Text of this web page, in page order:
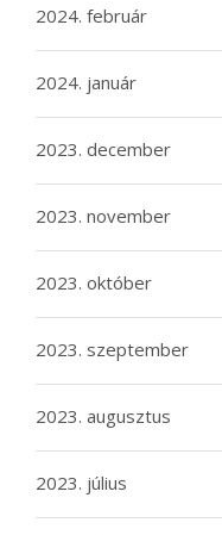
2024. február
2024. január
2023. december
2023. november
2023. október
2023. szeptember
2023. augusztus
2023. július